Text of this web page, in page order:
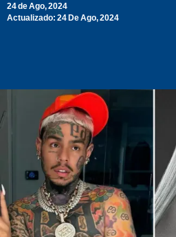
24 de Ago, 2024
Actualizado: 24 De Ago, 2024